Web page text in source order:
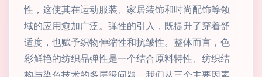
性，这使其在运动服装、家居装饰和时尚配饰等领
域的应用愈加广泛。弹性的引入，既提升了穿着舒
适度，也赋予织物伸缩性和抗皱性。整体而言，色
彩鲜艳的纺织品弹性是一个结合原料特性、纺织结
构与染色技术的多层级问题。我们从三个主要因素